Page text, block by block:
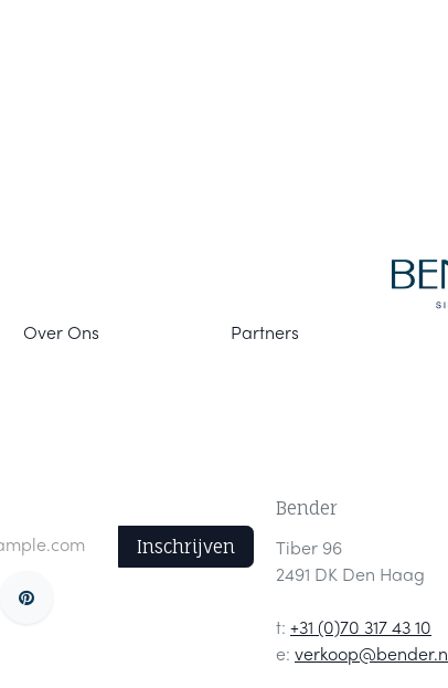
Inschrijven
Bender
Tiber 96
2491 DK Den Haag
t: +31 (0)70 317 43 10
e: verkoop@bender.nl
Partners
Over Ons